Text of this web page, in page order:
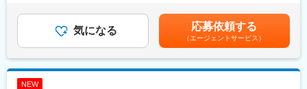
なり、働きやすい環境が用意されています！
◎官公庁は「働き方改革」を推進する立場にあるので、残業は少
ない傾向です！社内・社外業務比率もほぼ50:50と、室内での事務
業務が多いのも特徴です！
国や都道府県、政令都市など官公庁が発注する公共事業（河川・
道路工事等）の発注業務をサポートすることです。
工事の積算や検査などの業務を公務員に代わって行うことで、ワ
ークライフバランス良く働くことが可能です。
＞■昇給：年1回（7月）■賞与：年2回（6月、12月）※正社員移行
前は毎月手当として支給（年間で見た受給金額に影響が出ないよ
う考慮あり）■モデル年収：540万円／35歳・経験10年…月額35
万円＋残業手当・一律手当600万円／40歳・経験15年…月額37万
円＋残業手当・一律手当賃金はあくまでも目安の金額であり、選
気になる 応募依頼する
（エージェントサービス）
NEW